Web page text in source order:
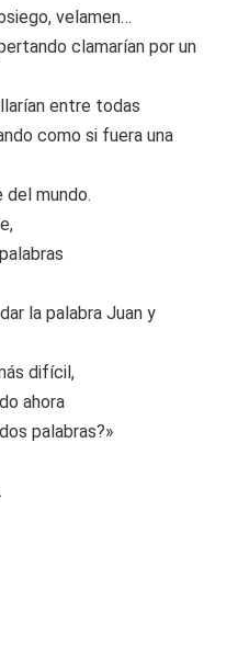
velamen…
clamarían por un
entre todas
como si fuera una
del mundo.
la palabra Juan y
difícil,
ahora
palabras?»